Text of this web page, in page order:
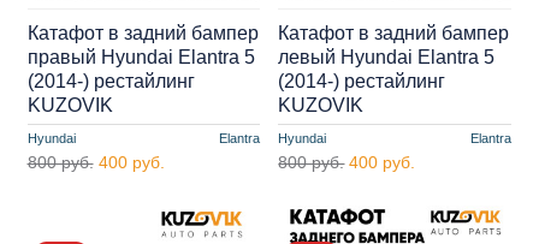
Hyundai Elantra
Катафот в задний бампер
правый Hyundai Elantra 5
(2014-) рестайлинг
KUZOVIK
800 руб. 400 руб.
Hyundai Elantra
Катафот в задний бампер
левый Hyundai Elantra 5
(2014-) рестайлинг
KUZOVIK
800 руб. 400 руб.